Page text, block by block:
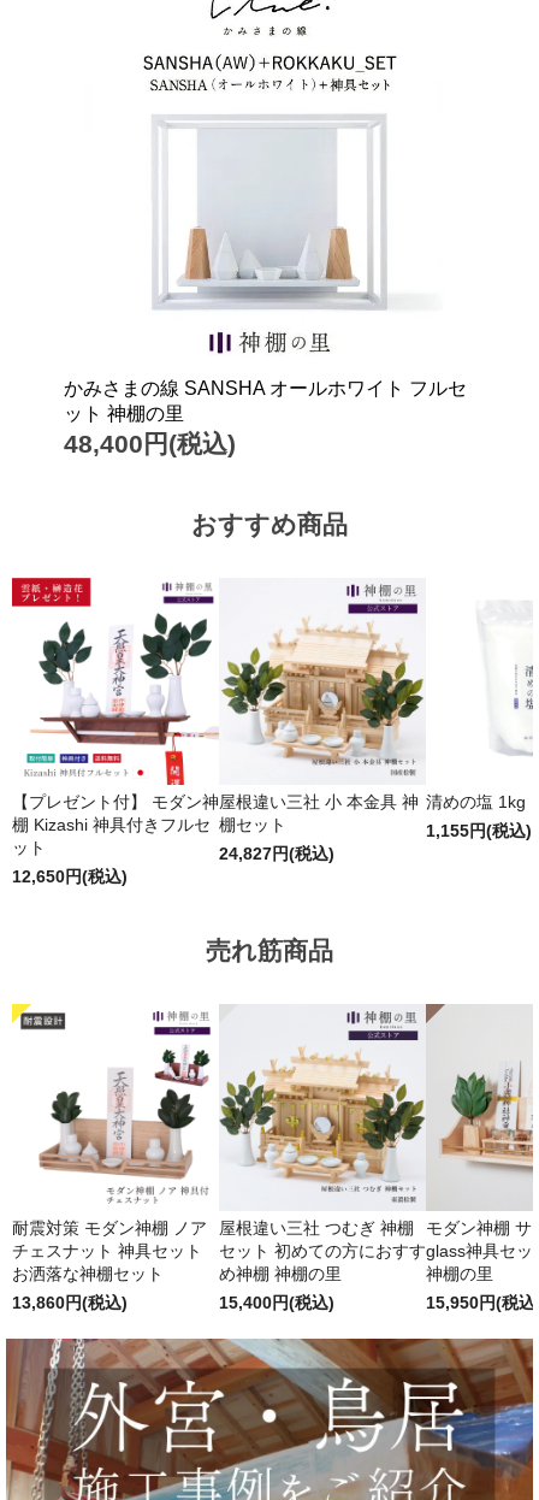
かみさまの線 SANSHA オールホワイト フルセ
ット 神棚の里
48,400円(税込)
おすすめ商品
【プレゼント付】 モダン神
棚 Kizashi 神具付きフルセ
ット
12,650円(税込)
屋根違い三社 小 本金具 神
棚セット
24,827円(税込)
清めの塩 1kg
1,155円(税込)
売れ筋商品
耐震対策 モダン神棚 ノア
チェスナット 神具セット
お洒落な神棚セット
13,860円(税込)
屋根違い三社 つむぎ 神棚
セット 初めての方におすす
め神棚 神棚の里
15,400円(税込)
モダン神棚 サ
glass神具セッ
神棚の里
15,950円(税込